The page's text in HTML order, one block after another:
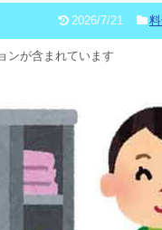
2026/7/21
ンが含まれています